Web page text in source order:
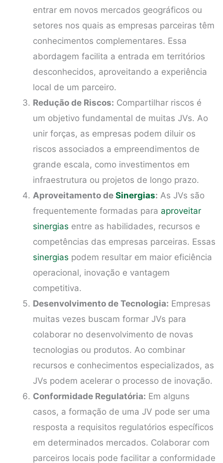
entrar em novos mercados geográficos ou
setores nos quais as empresas parceiras têm
conhecimentos complementares. Essa
abordagem facilita a entrada em territórios
desconhecidos, aproveitando a experiência
local de um parceiro.
Redução de Riscos: Compartilhar riscos é
um objetivo fundamental de muitas JVs. Ao
unir forças, as empresas podem diluir os
riscos associados a empreendimentos de
grande escala, como investimentos em
infraestrutura ou projetos de longo prazo.
Aproveitamento de Sinergias: As JVs são
frequentemente formadas para aproveitar
sinergias entre as habilidades, recursos e
competências das empresas parceiras. Essas
sinergias podem resultar em maior eficiência
operacional, inovação e vantagem
competitiva.
Desenvolvimento de Tecnologia: Empresas
muitas vezes buscam formar JVs para
colaborar no desenvolvimento de novas
tecnologias ou produtos. Ao combinar
recursos e conhecimentos especializados, as
JVs podem acelerar o processo de inovação.
Conformidade Regulatória: Em alguns
casos, a formação de uma JV pode ser uma
resposta a requisitos regulatórios específicos
em determinados mercados. Colaborar com
parceiros locais pode facilitar a conformidade